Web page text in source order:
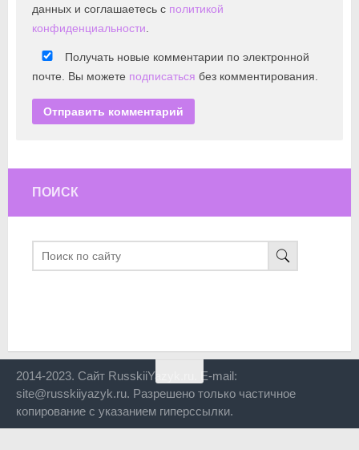
данных и соглашаетесь с политикой
конфиденциальности
Получать новые комментарии по электронной
почте. Вы можете подписаться без комментирования.
ПОИСК
2014-2023. Сайт RusskiiYazyk.ru. E-mail:
site@russkiiyazyk.ru. Разрешено только частичное
копирование с указанием гиперссылки.